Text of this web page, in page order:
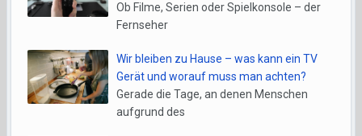
Ob Filme, Serien oder Spielkonsole – der
Fernseher
Wir bleiben zu Hause – was kann ein TV
Gerät und worauf muss man achten?
Gerade die Tage, an denen Menschen
aufgrund des